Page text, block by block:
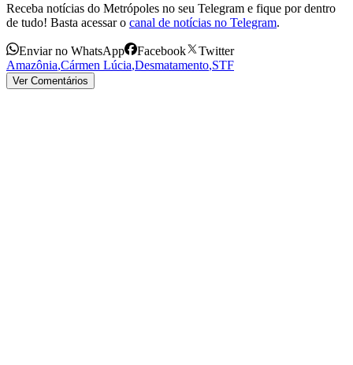
Receba notícias do Metrópoles no seu Telegram e fique por dentro
de tudo! Basta acessar o canal de notícias no Telegram.
Enviar no WhatsApp Facebook
Twitter
Amazônia,Cármen Lúcia,Desmatamento,STF
Ver Comentários